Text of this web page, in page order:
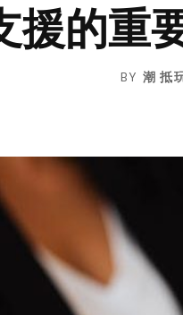
援的重
BY 潮 抵